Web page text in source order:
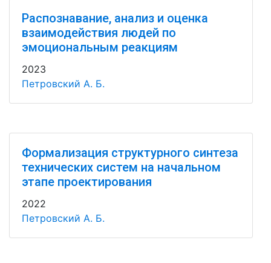
Распознавание, анализ и оценка
взаимодействия людей по
эмоциональным реакциям
2023
Петровский А. Б.
Формализация структурного синтеза
технических систем на начальном
этапе проектирования
2022
Петровский А. Б.